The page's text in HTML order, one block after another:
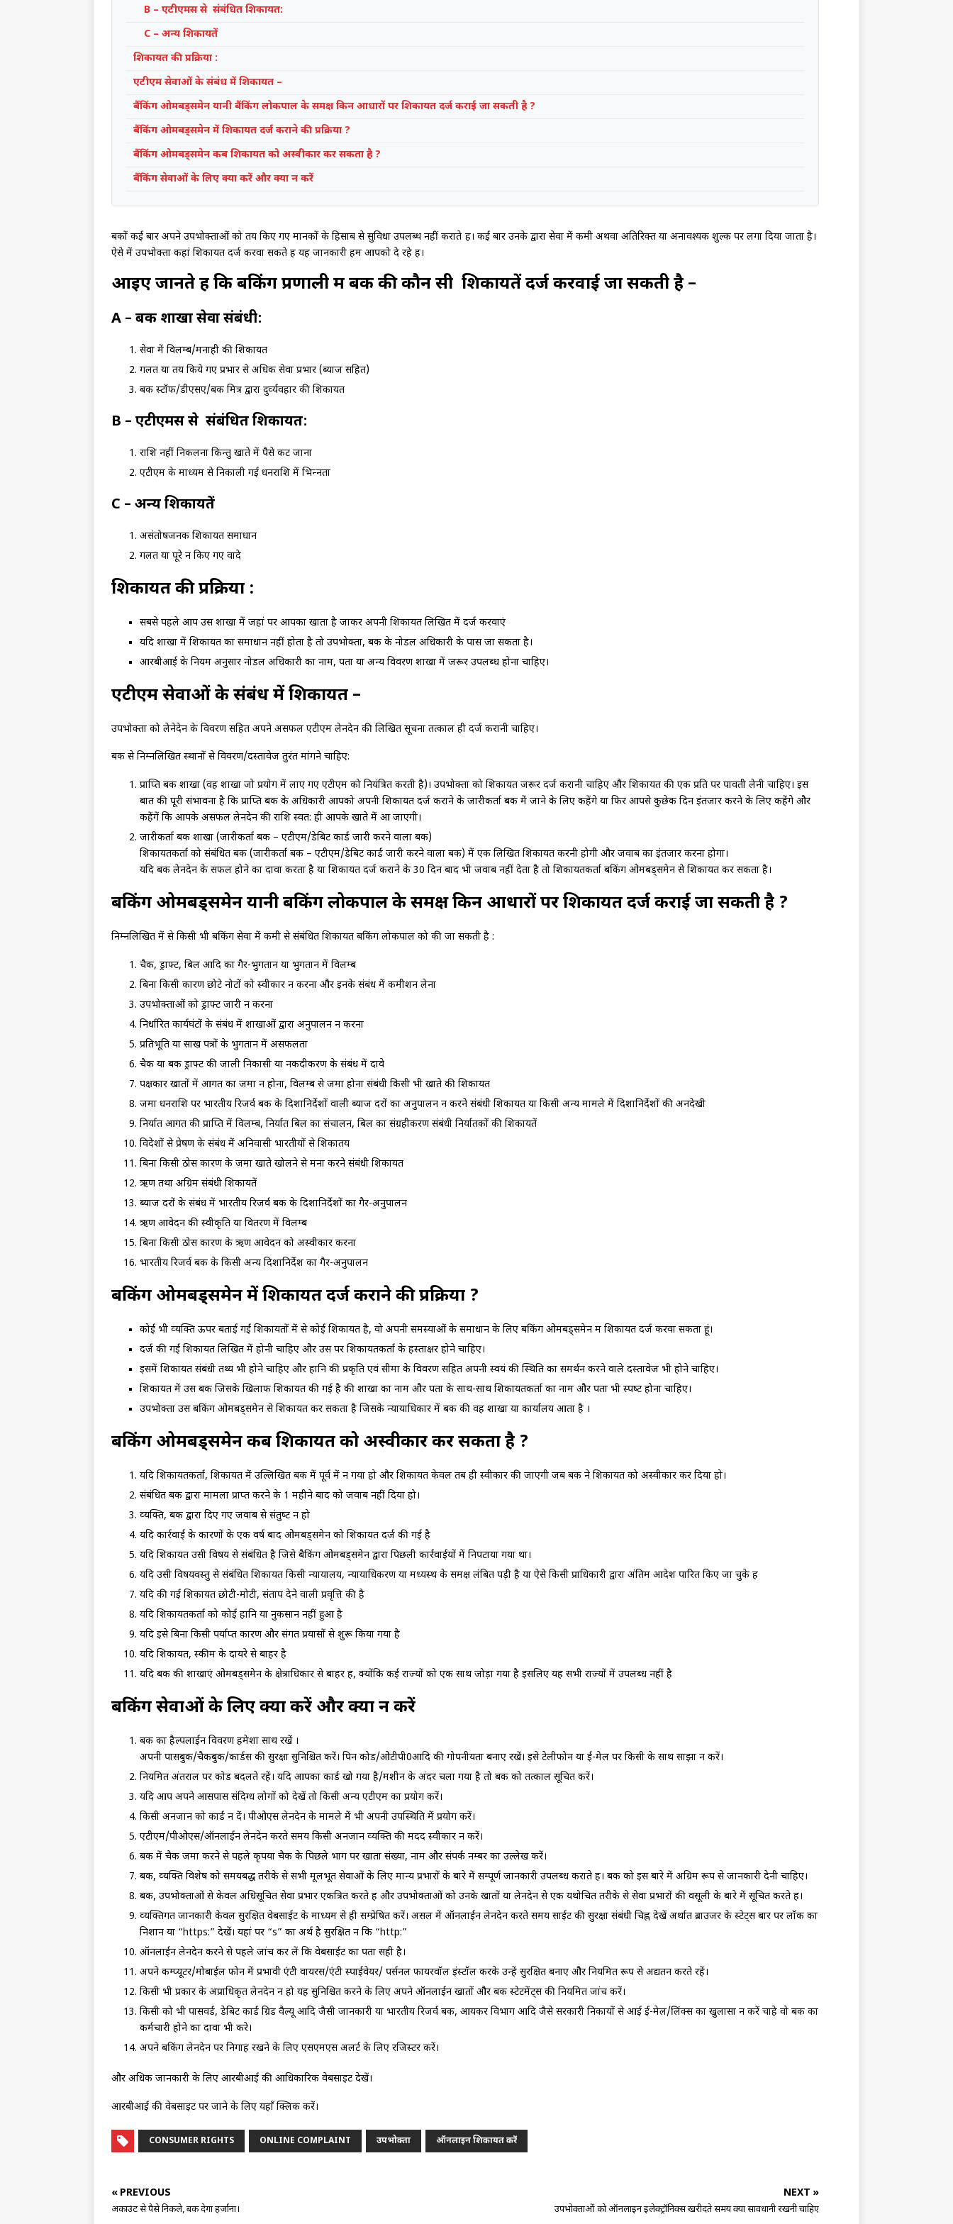
B – एटीएमस से संबंधित शिकायत:
C – अन्य शिकायतें
शिकायत की प्रक्रिया :
एटीएम सेवाओं के संबंध में शिकायत –
बैंकिंग ओमबड्समेन यानी बैंकिंग लोकपाल के समक्ष किन आधारों पर शिकायत दर्ज कराई जा सकती है ?
बैंकिंग ओमबड्समेन में शिकायत दर्ज कराने की प्रक्रिया ?
बैंकिंग ओमबड्समेन कब शिकायत को अस्‍वीकार कर सकता है ?
बैंकिंग सेवाओं के लिए क्‍या करें और क्‍या न करें
बैंकों कई बार अपने उपभोक्ताओं को तय किए गए मानकों के हिसाब से सुविधा उपलब्ध नहीं कराते हैं। कई बार उनके द्वारा सेवा में कमी अथवा अतिरिक्त या अनावश्यक शुल्क पर लगा दिया जाता है।
ऐसे में उपभोक्ता कहां शिकायत दर्ज करवा सकते हैं यह जानकारी हम आपको दे रहे हैं।
आइए जानते हैं कि बैंकिंग प्रणाली मैं बैंक की कौन सी शिकायतें दर्ज करवाई जा सकती है –
A – बैंक शाखा सेवा संबंधी:
सेवा में विलम्‍ब/मनाही की शिकायत
गलत या तय किये गए प्रभार से अधिक सेवा प्रभार (ब्‍याज सहित)
बैंक स्‍टॉफ/डीएसए/बैंक मित्र द्वारा दुर्व्‍यवहार की शिकायत
B – एटीएमस से संबंधित शिकायत:
राशि नहीं निकलना किन्‍तु खाते में पैसे कट जाना
एटीएम के माध्‍यम से निकाली गई धनराशि में भिन्‍नता
C – अन्य शिकायतें
असंतोषजनक शिकायत समाधान
गलत या पूरे न किए गए वादे
शिकायत की प्रक्रिया :
सबसे पहले आप उस शाखा में जहां पर आपका खाता है जाकर अपनी शिकायत लिखित में दर्ज करवाएं
यदि शाखा में शिकायत का समाधान नहीं होता है तो उपभोक्‍ता, बैंक के नोडल अधिकारी के पास जा सकता है।
आरबीआई के नियम अनुसार नोडल अधिकारी का नाम, पता या अन्य विवरण शाखा में जरूर उपलब्‍ध होना चाहिए।
एटीएम सेवाओं के संबंध में शिकायत –
उपभोक्‍ता को लेनेदेन के विवरण सहित अपने असफल एटीएम लेनदेन की लिखित सूचना तत्‍काल ही दर्ज करानी चाहिए।
बैंक से निम्‍नलिखित स्‍थानों से विवरण/दस्‍तावेज तुरंत मांगने चाहिए:
प्राप्ति बैंक शाखा (वह शाखा जो प्रयोग में लाए गए एटीएम को नियंत्रित क‍रती है)। उपभोक्‍ता को शिकायत जरूर दर्ज करानी चाहिए और शिकायत की एक प्रति पर पावती लेनी चाहिए। इस
बात की पूरी संभावना है कि प्राप्ति बैंक के अधिकारी आपको अपनी शिकायत दर्ज कराने के जारीकर्ता बैंक में जाने के लिए कहेंगे या फिर आपसे कुछेक दिन इंतजार करने के लिए कहेंगे और
कहेंगें कि आपके असफल लेनदेन की राशि स्‍वत: ही आपके खाते में आ जाएगी।
जारीकर्ता बैंक शाखा (जारीकर्ता बैंक – एटीएम/डेबिट कार्ड जारी करने वाला बैंक)
शिकायतकर्ता को संबंधित बैंक (जारीकर्ता बैंक – एटीएम/डेबिट कार्ड जारी करने वाला बैंक) में एक लिखित शिकायत करनी होगी और जवाब का इंतजार करना होगा।
यदि बैंक लेनदेन के सफल होने का दावा करता है या शिकायत दर्ज कराने के 30 दिन बाद भी जवाब नहीं देता है तो शिकायतकर्ता बैंकिंग ओमबड्समेन से शिकायत कर सकता है।
बैंकिंग ओमबड्समेन यानी बैंकिंग लोकपाल के समक्ष किन आधारों पर शिकायत दर्ज कराई जा सकती है ?
निम्‍नलिखित में से किसी भी बैंकिंग सेवा में कमी से संबंधित शिकायत बैंकिंग लोकपाल को की जा सकती है :
चैक, ड्राफ्ट, बिल आदि का गैर-भुगतान या भुगतान में विलम्‍ब
बिना किसी कारण छोटे नोटों को स्‍वीकार न करना और इनके संबंध में कमीशन लेना
उपभोक्‍ताओं को ड्राफ्ट जारी न करना
निर्धारित कार्यघंटों के संबंध में शाखाओं द्वारा अनुपालन न करना
प्रतिभूति या साख पत्रों के भुगतान में असफलता
चैक या बैंक ड्राफ्ट की जाली निकासी या नकदीकरण के संबंध में दावे
पक्षकार खातों में आगत का जमा न होना, विलम्‍ब से जमा होना संबंधी किसी भी खाते की शिकायत
जमा धनराशि पर भारतीय रिजर्व बैंक के दिशानिर्देशों वाली ब्‍याज दरों का अनुपालन न करने संबंधी शिकायत या किसी अन्‍य मामले में दिशानिर्देशों की अनदेखी
निर्यात आगत की प्राप्ति में विलम्‍ब, निर्यात बिल का संचालन, बिल का संग्रहीकरण संबंधी निर्यातकों की शिकायतें
विदेशों से प्रेषण के संबंध में अनिवासी भारतीयों से शिकातय
बिना किसी ठोस कारण के जमा खाते खोलने से मना करने संबंधी शिकायत
ऋण तथा अग्रिम संबंधी शिकायतें
ब्‍याज दरों के संबंध में भारतीय रिजर्व बैंक के दिशानिर्देशों का गैर-अनुपालन
ऋण आवेदन की स्‍वीकृति या वितरण में विलम्‍ब
बिना किसी ठोस कारण के ऋण आवेदन को अस्‍वीकार करना
भारतीय रिजर्व बैंक के किसी अन्‍य दिशानिर्देश का गैर-अनुपालन
बैंकिंग ओमबड्समेन में शिकायत दर्ज कराने की प्रक्रिया ?
कोई भी व्‍यक्ति ऊपर बताई गई शिकायतों में से कोई शिकायत है, वो अपनी समस्‍याओं के समाधान के लिए बैंकिंग ओमबड्समेन मैं शिकायत दर्ज करवा सकता हूं।
दर्ज की गई शिकायत लिखित में होनी चाहिए और उस पर शिकायतकर्ता के हस्‍ताक्षर होने चाहिए।
इसमें शिकायत संबंधी तथ्‍य भी होने चाहिए और हानि की प्रकृति एवं सीमा के विवरण सहि‍त अपनी स्‍वयं की स्थिति का सम‍र्थन करने वाले दस्‍तावेज भी होने चाहिए।
शिकायत में उस बैंक जिसके खिलाफ शिकायत की गई है की शाखा का नाम और पता के साथ-साथ शिकायतकर्ता का नाम और पता भी स्‍पष्‍ट होना चाहिए।
उपभोक्ता उस बैंकिंग ओमबड्समेन से शिकायत कर सकता है जिसके न्‍यायाधिकार में बैंक की वह शाखा या कार्यालय आता है ।
बैंकिंग ओमबड्समेन कब शिकायत को अस्‍वीकार कर सकता है ?
यदि शिकायतकर्ता, शिकायत में उल्लिखित बैंक में पूर्व में न गया हो और शिकायत केवल तब ही स्‍वीकार की जाएगी जब बैंक ने शिकायत को अस्‍वीकार कर दिया हो।
संबंधित बैंक द्वारा मामला प्राप्‍त करने के 1 महीने बाद को जवाब नहीं दिया हो।
व्‍यक्ति, बैंक द्वारा दिए गए जवाब से संतुष्‍ट न हो
यदि कार्रवाई के कारणों के एक वर्ष बाद ओमबड्समेन को शिकायत दर्ज की गई है
यदि शिकायत उसी विषय से संबंधित है जिसे बैकिंग ओमबड्समेन द्वारा पिछली कार्रवाईयों में निपटाया गया था।
यदि उसी विषयवस्‍तु से संबंधित शिकायत किसी न्‍यायालय, न्‍यायाधिकरण या मध्‍यस्‍थ के समक्ष लंबित पड़ी है या ऐसे किसी प्राधिकारी द्वारा अंतिम आदेश पारित किए जा चुके हैं
यदि की गई शिकायत छोटी-मोटी, संताप देने वाली प्रवृत्ति‍ की है
यदि शिकायतकर्ता को कोई हानि या नुकसान नहीं हुआ है
यदि इसे बिना किसी पर्याप्‍त कारण और संगत प्रयासों से शुरू किया गया है
यदि शिकायत, स्‍कीम के दायरे से बाहर है
यदि बैंक की शाखाएं ओमबड्समेन के क्षेत्र‍ाधिकार से बाहर हैं, क्‍योंकि कई राज्‍यों को एक साथ जोड़ा गया है इसलिए यह सभी राज्‍यों में उपलब्‍ध नहीं है
बैंकिंग सेवाओं के लिए क्‍या करें और क्‍या न करें
बैंक का हैल्‍पलाईन विवरण हमेशा साथ रखें ।
अपनी पासबुक/चैकबुक/कार्डस की सुरक्षा सुनिश्चित करें। पिन कोड/ओटीपी0आदि की गोपनीयता बनाए रखें। इसे टेलीफोन या ई-मेल पर किसी के साथ साझा न करें।
नियमित अंतराल पर कोड बदलते रहें। यदि आपका कार्ड खो गया है/मशीन के अंदर चला गया है तो बैंक को तत्‍काल सूचित करें।
यदि आप अपने आसपास संदिग्‍ध लोगों को देखें तो किसी अन्‍य एटीएम का प्रयोग करें।
किसी अनजान को कार्ड न दें। पीओएस लेनदेन के मामले में भी अपनी उपस्थिति में प्रयोग करें।
एटीएम/पीओएस/ऑनलाईन लेनदेन करते समय किसी अनजान व्‍यक्ति की मदद स्‍वीकार न करें।
बैंक में चैक जमा करने से पहले कृपया चैक के पिछले भाग पर खाता संख्‍या, नाम और संपर्क नम्‍बर का उल्‍लेख करें।
बैंक, व्‍यक्ति विशेष को समयबद्ध तरीके से सभी मूलभूत सेवाओं के लिए मान्‍य प्रभारों के बारे में सम्‍पूर्ण जानकारी उपलब्‍ध कराते हैं। बैंक को इस बारे में अग्रिम रूप से जानकारी देनी चाहिए।
बैंक, उपभोक्‍ताओं से केवल अधिसूचित सेवा प्रभार एकत्रित करते हैं और उपभोक्‍ताओं को उनके खातों या लेनदेन से एक यथोचित तरीके से सेवा प्रभारों की वसूली के बारे में सूचित करते हैं।
व्‍यक्तिगत जानकारी केवल सुरक्षित वेबसाईट के माध्‍यम से ही सम्‍प्रेषित करें। असल में ऑनलाईन लेनदेन करते समय साईट की सुरक्षा संबंधी चिह्न देखें अर्थात ब्राउजर के स्‍टेट्स बार पर लॉक का
निशान या “https:” देखें। यहां पर “s” का अर्थ है सुरक्षित न कि “http:”
ऑनलाईन लेनदेन करने से पहले जांच कर लें कि वेबसाईट का पता सही है।
अपने कम्‍प्‍यूटर/मोबाईल फोन में प्रभावी एंटी वायरस/एंटी स्‍पाईवेयर/ पर्सनल फायरवॉल इंस्‍टॉल करके उन्‍हें सुरक्षित बनाए और नियमित रूप से अद्यतन करते रहें।
किसी भी प्रकार के अप्राधिकृत लेनदेन न हो यह सुनिश्चित करने के लिए अपने ऑनलाईन खातों और बैंक स्‍टेटमेंट्स की नियमित जांच करें।
किसी को भी पासवर्ड, डेबिट कार्ड ग्रिड वैल्‍यू आदि जैसी जानकारी या भारतीय रिजर्व बैंक, आयकर विभाग आदि जैसे सरकारी निकायों से आई ई-मेल/लिंक्‍स का खुलासा न करें चाहे वो बैंक का
कर्मचारी होने का दावा भी करे।
अपने बैंकिंग लेनदेन पर निगाह रखने के लिए एसएमएस अलर्ट के लिए रजिस्‍टर करें।
और अधिक जानकारी के लिए आरबीआई की आधिकारिक वेबसाइट देखें।
आरबीआई की वेबसाइट पर जाने के लिए यहाँ क्लिक करें।
CONSUMER RIGHTS ONLINE COMPLAINT उपभोक्ता ऑनलाइन शिकायत करें
« PREVIOUS
अकाउंट से पैसे निकले, बैंक देगा हर्जाना।
NEXT »
उपभोक्ताओं को ऑनलाइन इलेक्ट्रॉनिक्स खरीदते समय क्या सावधानी रखनी चाहिए